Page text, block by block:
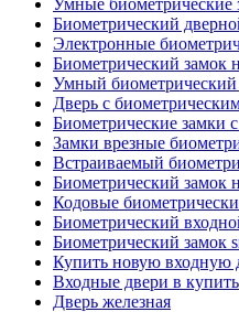
Умные биометрические
Биометрический
Электронные
Биометрический замок
Умный биометрический
Дверь с
Биометрические замки
Замки врезные
Встраиваемый
Биометрический замок
Кодовые
Биометрический
Биометрический замок
Купить новую входную
Входные двери в купить
Дверь железная